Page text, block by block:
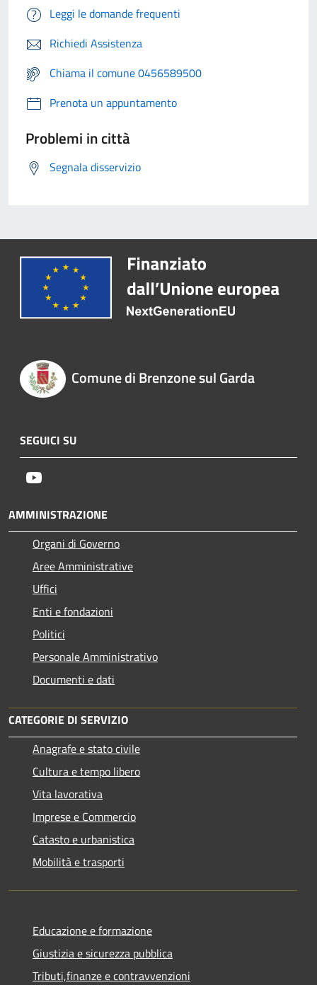
Leggi le domande frequenti
Richiedi Assistenza
Chiama il comune 0456589500
Prenota un appuntamento
Problemi in città
Segnala disservizio
Comune di Brenzone sul Garda
SEGUICI SU
AMMINISTRAZIONE
Organi di Governo
Aree Amministrative
Uffici
Enti e fondazioni
Politici
Personale Amministrativo
Documenti e dati
CATEGORIE DI SERVIZIO
Anagrafe e stato civile
Cultura e tempo libero
Vita lavorativa
Imprese e Commercio
Catasto e urbanistica
Mobilità e trasporti
Educazione e formazione
Giustizia e sicurezza pubblica
Tributi,finanze e contravvenzioni